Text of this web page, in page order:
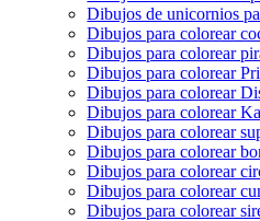
Dibujos de unicornios
Dibujos para colorear
Dibujos para colorear
Dibujos para colorear
Dibujos para colorear
Dibujos para colorear
Dibujos para colorear
Dibujos para colorear
Dibujos para colorear
Dibujos para colorear
Dibujos para colorear